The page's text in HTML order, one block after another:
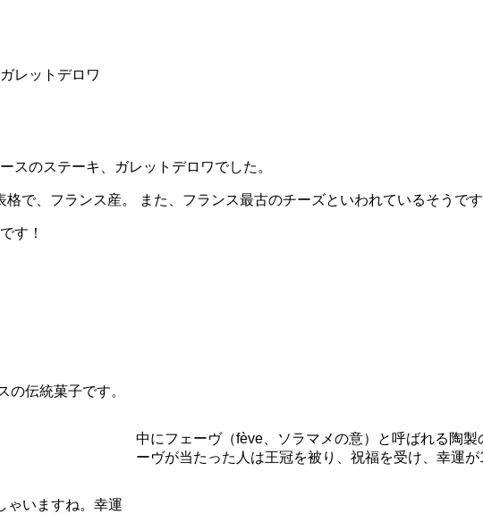
レットデロワ
スのステーキ、ガレットデロワでした。
で、フランス産。 また、フランス最古のチーズといわれているそうです
す！
の伝統菓子です。
中にフェーヴ（fève、ソラマメの意）と呼ばれる陶
ーヴが当たった人は王冠を被り、祝福を受け、幸運
ゃいますね。幸運